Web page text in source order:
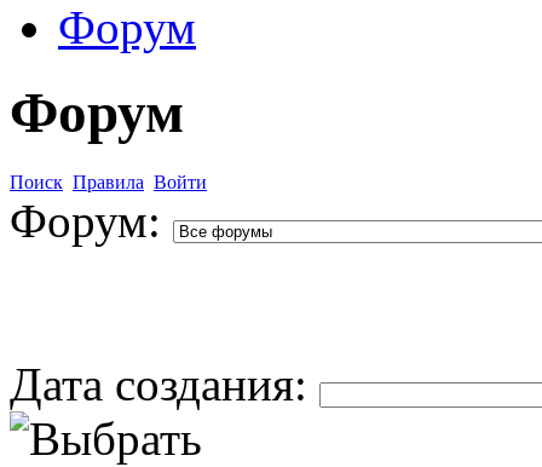
Форум
Форум
Поиск Правила Войти
Форум:
Дата создания: